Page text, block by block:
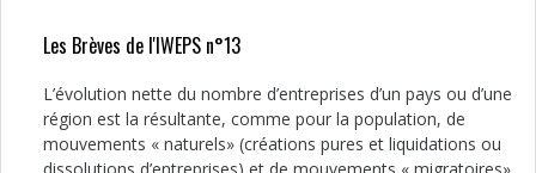
Les Brèves de l'IWEPS n°13
L’évolution nette du nombre d’entreprises d’un pays ou d’une
région est la résultante, comme pour la population, de
mouvements « naturels» (créations pures et liquidations ou